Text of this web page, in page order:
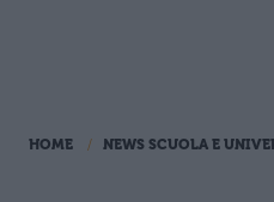
HOME NEWS SCUOLA E